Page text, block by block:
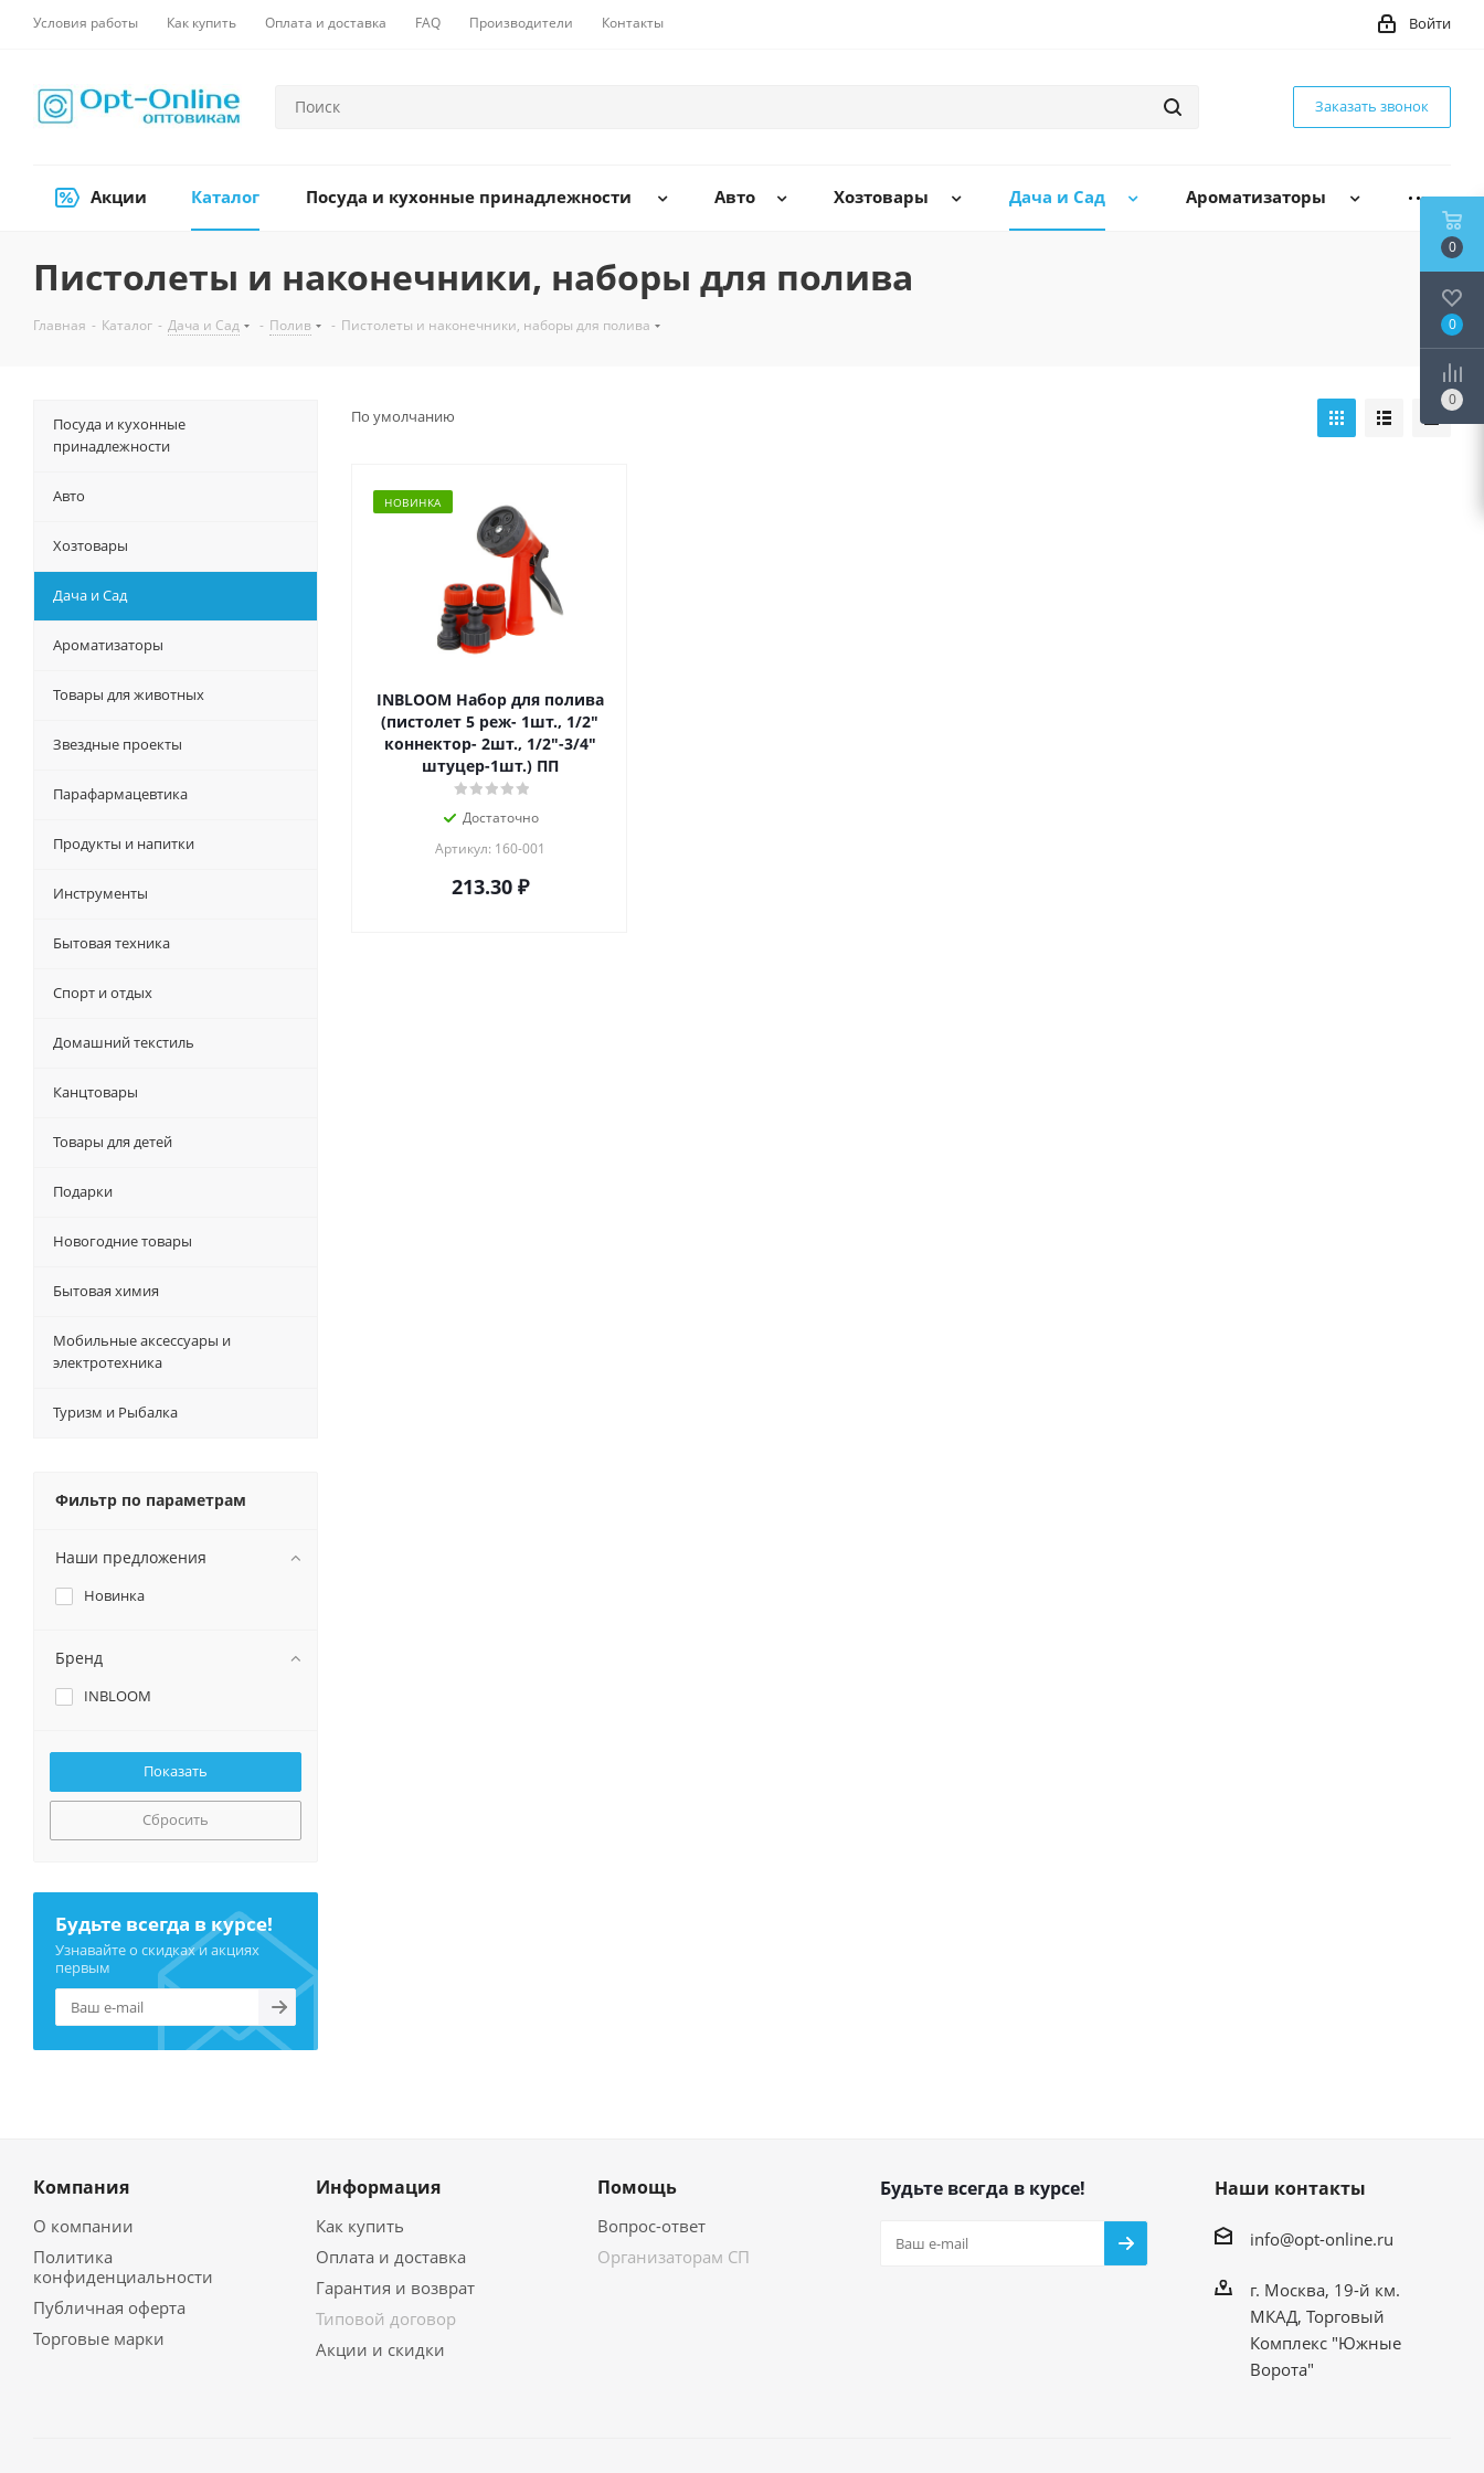
Условия работы Как купить Оплата и доставка FAQ Производители Контакты Войти
Заказать звонок
Акции Каталог Посуда и кухонные принадлежности Авто Хозтовары Дача и Сад Ароматизаторы
Пистолеты и наконечники, наборы для полива
Главная - Каталог - Дача и Сад - Полив - Пистолеты и наконечники, наборы для полива
По умолчанию
НОВИНКА
INBLOOM Набор для полива
(пистолет 5 реж- 1шт., 1/2"
коннектор- 2шт., 1/2"-3/4"
штуцер-1шт.) ПП
Достаточно
Артикул: 160-001
213.30₽
Посуда и кухонные
принадлежности
Авто
Хозтовары
Дача и Сад
Ароматизаторы
Товары для животных
Звездные проекты
Парафармацевтика
Продукты и напитки
Инструменты
Бытовая техника
Спорт и отдых
Домашний текстиль
Канцтовары
Товары для детей
Подарки
Новогодние товары
Бытовая химия
Мобильные аксессуары и
электротехника
Туризм и Рыбалка
Фильтр по параметрам
Наши предложения
Новинка
Бренд
INBLOOM
Сбросить
Будьте всегда в курсе!
Узнавайте о скидках и акциях
первым
Компания
О компании
Политика
конфиденциальности
Публичная оферта
Торговые марки
Информация
Как купить
Оплата и доставка
Гарантия и возврат
Типовой договор
Акции и скидки
Помощь
Вопрос-ответ
Организаторам СП
Будьте всегда в курсе! Наши контакты
info@opt-online.ru
г. Москва, 19-й км.
МКАД, Торговый
Комплекс "Южные
Ворота"
0
0
0